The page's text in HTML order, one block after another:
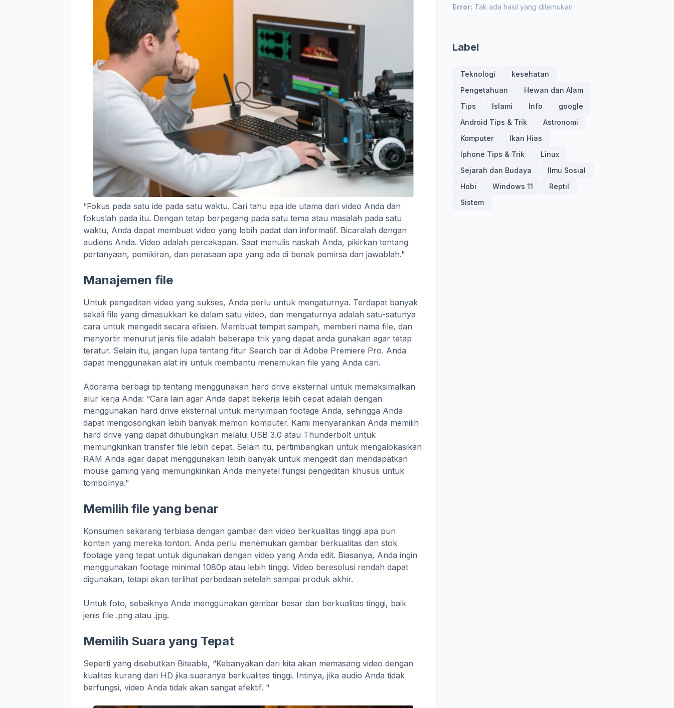
“Fokus pada satu ide pada satu waktu. Cari tahu apa ide utama dari video Anda dan
fokuslah pada itu. Dengan tetap berpegang pada satu tema atau masalah pada satu
waktu, Anda dapat membuat video yang lebih padat dan informatif. Bicaralah dengan
audiens Anda. Video adalah percakapan. Saat menulis naskah Anda, pikirkan tentang
pertanyaan, pemikiran, dan perasaan apa yang ada di benak pemirsa dan jawablah."
Manajemen file
Untuk pengeditan video yang sukses, Anda perlu untuk mengaturnya. Terdapat banyak
sekali file yang dimasukkan ke dalam satu video, dan mengaturnya adalah satu-satunya
cara untuk mengedit secara efisien. Membuat tempat sampah, memberi nama file, dan
menyortir menurut jenis file adalah beberapa trik yang dapat anda gunakan agar tetap
teratur. Selain itu, jangan lupa tentang fitur Search bar di Adobe Premiere Pro. Anda
dapat menggunakan alat ini untuk membantu menemukan file yang Anda cari.
Adorama berbagi tip tentang menggunakan hard drive eksternal untuk memaksimalkan
alur kerja Anda: “Cara lain agar Anda dapat bekerja lebih cepat adalah dengan
menggunakan hard drive eksternal untuk menyimpan footage Anda, sehingga Anda
dapat mengosongkan lebih banyak memori komputer. Kami menyarankan Anda memilih
hard drive yang dapat dihubungkan melalui USB 3.0 atau Thunderbolt untuk
memungkinkan transfer file lebih cepat. Selain itu, pertimbangkan untuk mengalokasikan
RAM Anda agar dapat menggunakan lebih banyak untuk mengedit dan mendapatkan
mouse gaming yang memungkinkan Anda menyetel fungsi pengeditan khusus untuk
tombolnya.”
Memilih file yang benar
Konsumen sekarang terbiasa dengan gambar dan video berkualitas tinggi apa pun
konten yang mereka tonton. Anda perlu menemukan gambar berkualitas dan stok
footage yang tepat untuk digunakan dengan video yang Anda edit. Biasanya, Anda ingin
menggunakan footage minimal 1080p atau lebih tinggi. Video beresolusi rendah dapat
digunakan, tetapi akan terlihat perbedaan setelah sampai produk akhir.
Untuk foto, sebaiknya Anda menggunakan gambar besar dan berkualitas tinggi, baik
jenis file .png atau .jpg.
Memilih Suara yang Tepat
Seperti yang disebutkan Biteable, “Kebanyakan dari kita akan memasang video dengan
kualitas kurang dari HD jika suaranya berkualitas tinggi. Intinya, jika audio Anda tidak
berfungsi, video Anda tidak akan sangat efektif. "
Error: Tak ada hasil yang ditemukan
Label
Teknologi
kesehatan
Pengetahuan
Hewan dan Alam
Tips
Islami Info
google
Android Tips & Trik
Astronomi
Komputer
Ikan Hias
Iphone Tips & Trik
Linux
Sejarah dan Budaya
Ilmu Sosial
Hobi
Windows 11
Reptil
Sistem